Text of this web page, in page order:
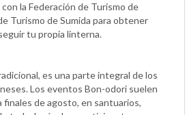
la Federación de Turismo de
Turismo de Sumida para obtener
tu propia linterna.
es una parte integral de los
Los eventos Bon-odori suelen
finales de agosto, en santuarios,